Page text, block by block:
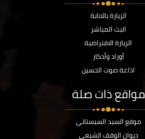
الزيارة بالانابة
البث المباشر
الزيارة الافتراضية
أوراد وأذكار
اذاعة صوت الحسين
مواقع ذات صلة
موقع السيد السيستاني
ديوان الوقف الشيعي